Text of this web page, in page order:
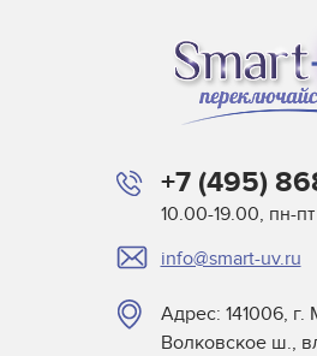
+7 (495)
10.00-19.00, пн-пт
info@smart-uv.ru
Адрес: 141006,
Волковское ш.,